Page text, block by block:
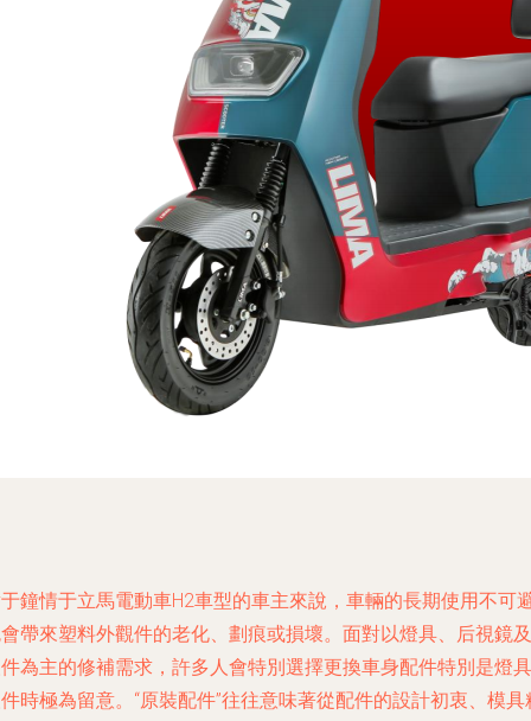
鐘情于立馬電動車H2車型的車主來說，車輛的長期使用不可
帶來塑料外觀件的老化、劃痕或損壞。面對以燈具、后視鏡及
為主的修補需求，許多人會特別選擇更換車身配件特別是燈具
時極為留意。“原裝配件”往往意味著從配件的設計初衷、模具